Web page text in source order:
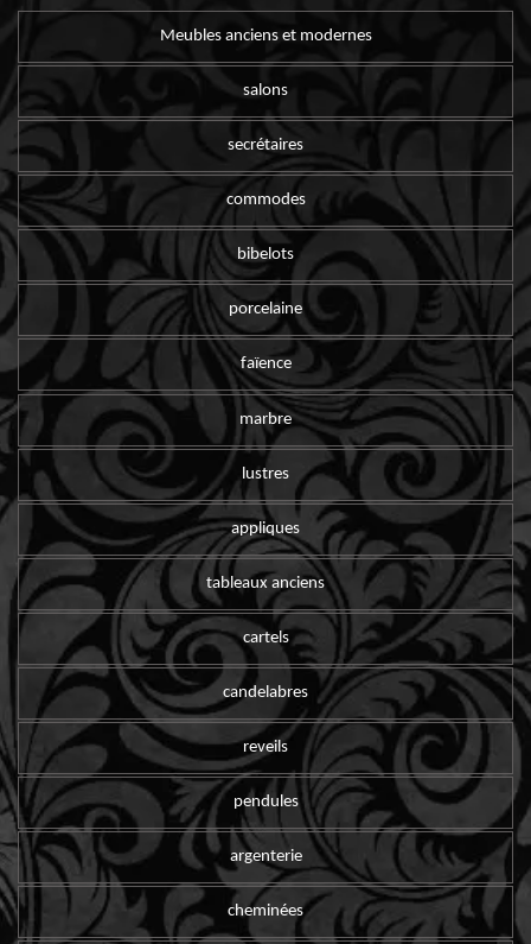
Meubles anciens et modernes
salons
secrétaires
commodes
bibelots
porcelaine
faïence
marbre
lustres
appliques
tableaux anciens
cartels
candelabres
reveils
pendules
argenterie
cheminées